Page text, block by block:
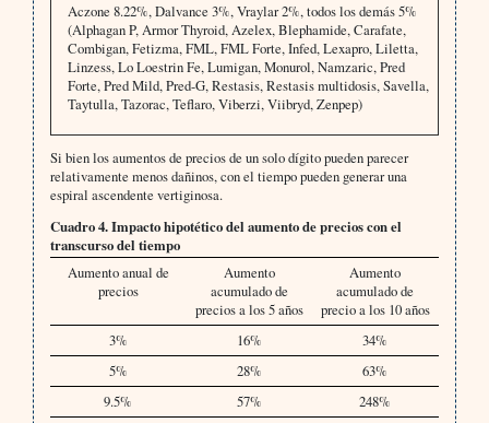
Aczone 8.22%, Dalvance 3%, Vraylar 2%, todos los demás 5%
(Alphagan P, Armor Thyroid, Azelex, Blephamide, Carafate,
Combigan, Fetizma, FML, FML Forte, Infed, Lexapro, Liletta,
Linzess, Lo Loestrin Fe, Lumigan, Monurol, Namzaric, Pred
Forte, Pred Mild, Pred-G, Restasis, Restasis multidosis, Savella,
Taytulla, Tazorac, Teflaro, Viberzi, Viibryd, Zenpep)
Si bien los aumentos de precios de un solo dígito pueden parecer
relativamente menos dañinos, con el tiempo pueden generar una
espiral ascendente vertiginosa.
Cuadro 4. Impacto hipotético del aumento de precios con el
transcurso del tiempo
Aumento anual de
precios
Aumento
acumulado de
precios a los 5 años
Aumento
acumulado de
precio a los 10 años
3%
16%
34%
5%
28%
63%
9.5%
57%
248%